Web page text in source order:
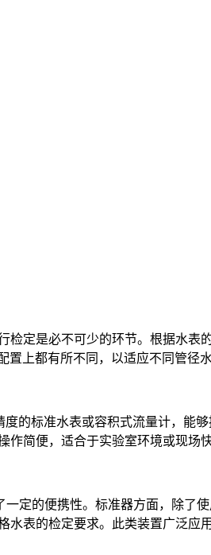
定是必不可少的环节。根据水表
上都有所不同，以适应不同管径
的标准水表或容积式流量计，能够
简便，适合于实验室环境或现场快
的便携性。标准器方面，除了使
表的检定要求。此类装置广泛应